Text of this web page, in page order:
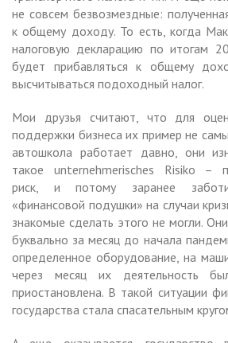
не совсем безвозмездные:
к общему доходу. То есть, когда
налоговую декларацию по итогам
будет прибавляться к общему
высчитываться подоходный налог.
Мои друзья считают, что для
поддержки бизнеса их пример не
автошкола работает давно, они
такое unternehmerisches Risiko –
риск, и потому заранее
«финансовой подушки» на случаи
знакомые сделать этого не могли.
буквально за месяц до начала
определенное оборудование, на
через месяц их деятельность
приостановлена. В такой ситуации
государства стала спасательным